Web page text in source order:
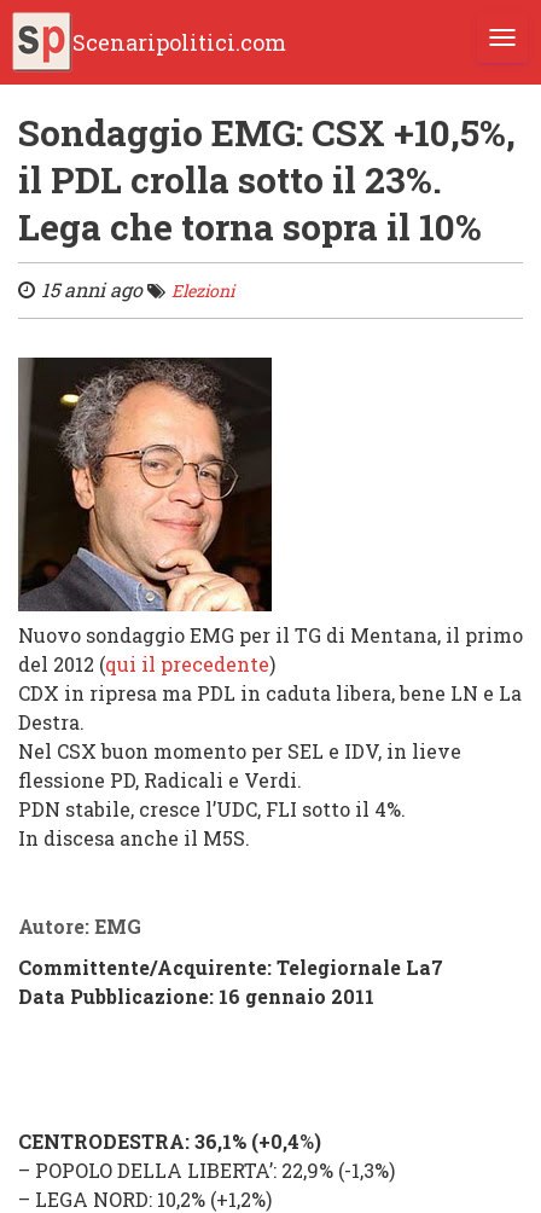
Scenaripolitici.com
Sondaggio EMG: CSX +10,5%,
il PDL crolla sotto il 23%.
Lega che torna sopra il 10%
15 anni ago Elezioni
Nuovo sondaggio EMG per il TG di Mentana, il primo
del 2012 (qui il precedente)
CDX in ripresa ma PDL in caduta libera, bene LN e La
Destra.
Nel CSX buon momento per SEL e IDV, in lieve
flessione PD, Radicali e Verdi.
PDN stabile, cresce l’UDC, FLI sotto il 4%.
In discesa anche il M5S.
Autore: EMG
Committente/Acquirente:Telegiornale La7
Data Pubblicazione: 16 gennaio 2011
CENTRODESTRA: 36,1% (+0,4%)
– POPOLO DELLA LIBERTA’: 22,9% (-1,3%)
– LEGA NORD: 10,2% (+1,2%)